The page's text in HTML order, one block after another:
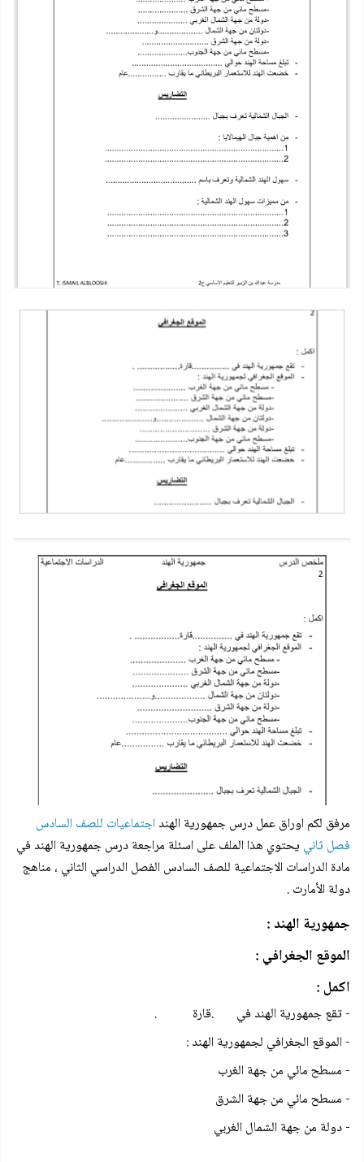
مرفق لكم اوراق عمل درس جمهورية الهند اجتماعيات للصف السادس
فصل ثاني يحتوي هذا الملف على اسئلة مراجعةدرس جمهورية الهندفي
مادة الدراسات الاجتماعية للصف السادس الفصل الدراسي الثاني ، مناهج
دولة الأمارت .
جمهورية الهند :
الموقع الجغرافي :
اكمل :
- تقع جمهورية الهند في .قارة .
- الموقع الجغرافي لجمهورية الهند :
- مسطح مائي من جهة الغرب
- مسطح مائي من جهة الشرق
- دولة من جهة الشمال الغربي